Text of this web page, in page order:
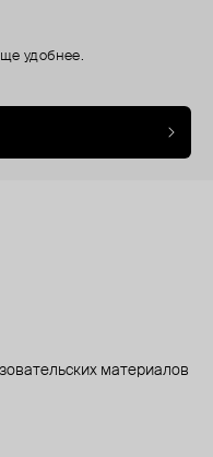
удобнее.
материалов